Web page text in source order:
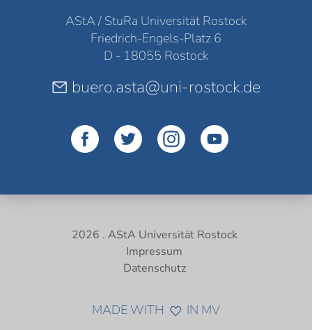
AStA / StuRa Universität Rostock
Friedrich-Engels-Platz 6
D - 18055 Rostock
buero.asta@uni-rostock.de
2026 . AStA Universität Rostock
Impressum
Datenschutz
MADE WITH IN MV